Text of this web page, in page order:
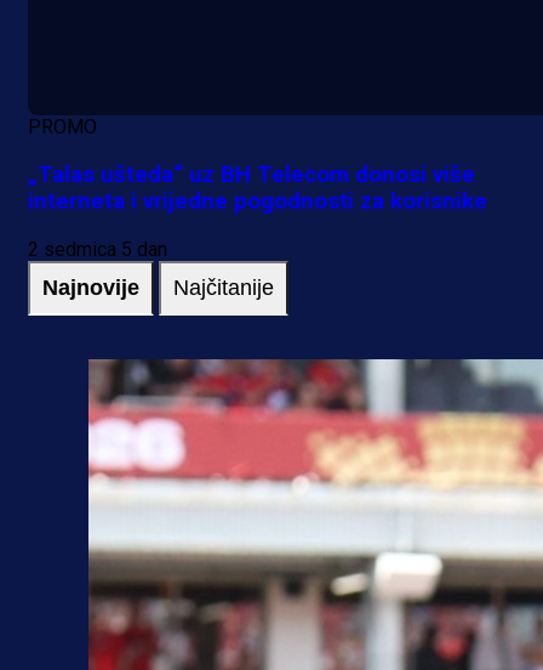
PROMO
„Talas ušteda“ uz BH Telecom donosi više
interneta i vrijedne pogodnosti za korisnike
2 sedmica 5 dan
Najnovije Najčitanije